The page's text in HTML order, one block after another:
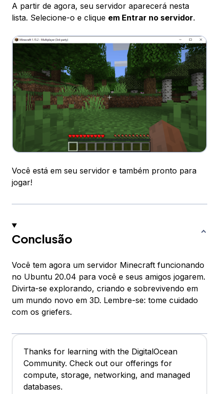
A partir de agora, seu servidor aparecerá nesta
lista. Selecione-o e clique em Entrar no servidor.
Você está em seu servidor e também pronto para
jogar!
Conclusão
Você tem agora um servidor Minecraft funcionando
no Ubuntu 20.04 para você e seus amigos jogarem.
Divirta-se explorando, criando e sobrevivendo em
um mundo novo em 3D. Lembre-se: tome cuidado
com os griefers.
Thanks for learning with the DigitalOcean
Community. Check out our offerings for
compute, storage, networking, and managed
databases.